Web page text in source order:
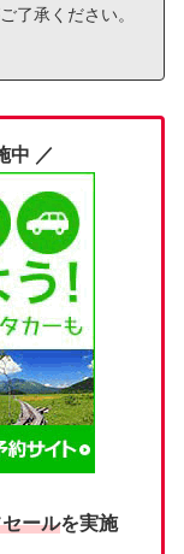
了承ください。
中 ／
ールを実施